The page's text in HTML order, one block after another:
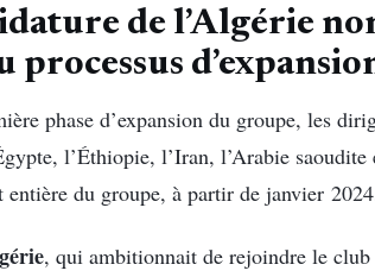
de l’Algérie
processus
phase d’expansion du groupe, les
l’Éthiopie, l’Iran, l’Arabie
entière du groupe, à partir de janvier
, qui ambitionnait de rejoindre le club